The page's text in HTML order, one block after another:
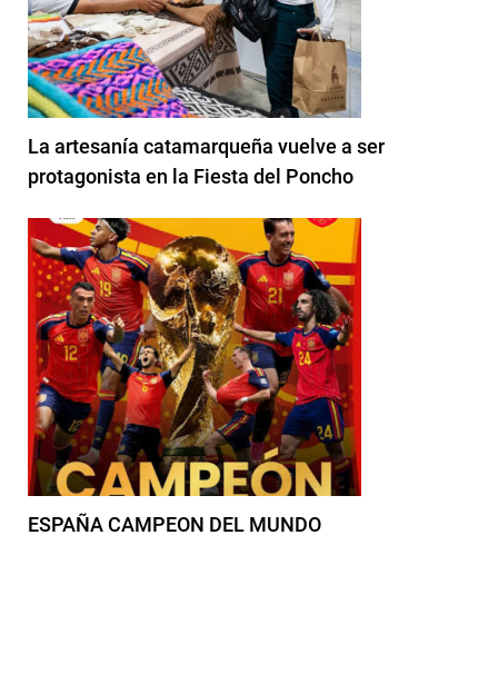
La artesanía catamarqueña vuelve a ser
protagonista en la Fiesta del Poncho
ESPAÑA CAMPEON DEL MUNDO